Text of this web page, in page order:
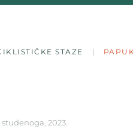
STAZE
studenoga, 2023